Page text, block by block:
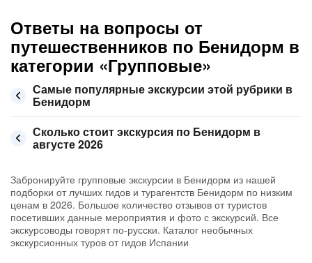
Ответы на вопросы от
путешественников по Бенидорм в
категории «Групповые»
Самые популярные экскурсии этой рубрики в
Бенидорм
Сколько стоит экскурсия по Бенидорм в
августе 2026
Забронируйте групповые экскурсии в Бенидорм из нашей
подборки от лучших гидов и турагентств Бенидорм по низким
ценам в 2026. Большое количество отзывов от туристов
посетивших данные мероприятия и фото с экскурсий. Все
экскурсоводы говорят по-русски. Каталог необычных
экскурсионных туров от гидов Испании